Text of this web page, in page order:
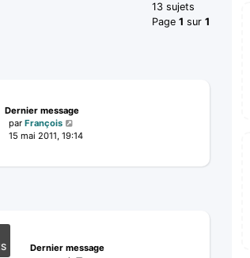
13 sujets
Page 1 sur 1
Dernier message
par François
15 mai 2011, 19:14
Dernier message